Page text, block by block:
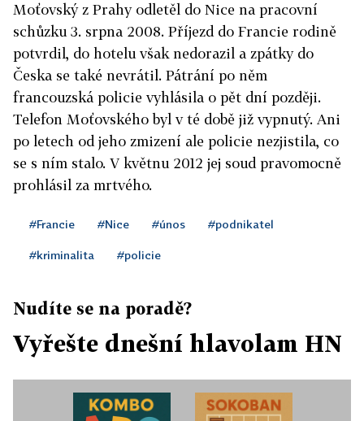
Moťovský z Prahy odletěl do Nice na pracovní
schůzku 3. srpna 2008. Příjezd do Francie rodině
potvrdil, do hotelu však nedorazil a zpátky do
Česka se také nevrátil. Pátrání po něm
francouzská policie vyhlásila o pět dní později.
Telefon Moťovského byl v té době již vypnutý. Ani
po letech od jeho zmizení ale policie nezjistila, co
se s ním stalo. V květnu 2012 jej soud pravomocně
prohlásil za mrtvého.
#Francie #Nice #únos #podnikatel
#kriminalita #policie
Nudíte se na poradě?
Vyřešte dnešní hlavolam HN